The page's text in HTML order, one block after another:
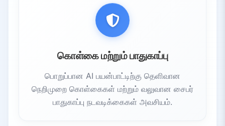
கொள்கை மற்றும் பாதுகாப்பு
பொறுப்பான AI பயன்பாட்டிற்கு தெளிவான
நெறிமுறை கொள்கைகள் மற்றும் வலுவான சைபர்
பாதுகாப்பு நடவடிக்கைகள் அவசியம்.